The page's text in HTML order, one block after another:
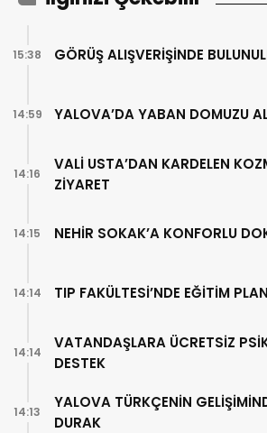
GÖRÜŞ ALIŞVERİŞİNDE
15:38
YALOVA’DA YABAN DOMUZU
14:59
VALİ USTA’DAN KARDELEN
ZİYARET
14:16
NEHİR SOKAK’A KONFORLU
14:15
TIP FAKÜLTESİ’NDE EĞİTİM
14:14
VATANDAŞLARA ÜCRETSİZ
DESTEK
14:14
YALOVA TÜRKÇENİN
DURAK
14:13